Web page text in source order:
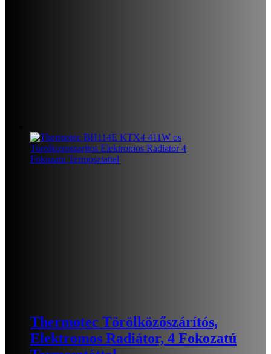
Thermotec Törölközőszárítós,
Elektromos Radiátor, 4 Fokozatú